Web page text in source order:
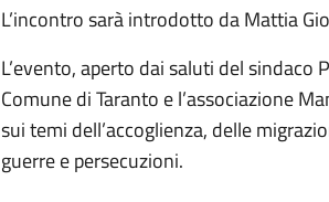
L’incontro sarà introdotto da Mattia
L’evento, aperto dai saluti del
Comune di Taranto e l’associazione
sui temi dell’accoglienza, delle
guerre e persecuzioni.